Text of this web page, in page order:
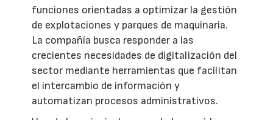
funciones orientadas a optimizar la gestión
de explotaciones y parques de maquinaria.
La compañía busca responder a las
crecientes necesidades de digitalización del
sector mediante herramientas que facilitan
el intercambio de información y
automatizan procesos administrativos.